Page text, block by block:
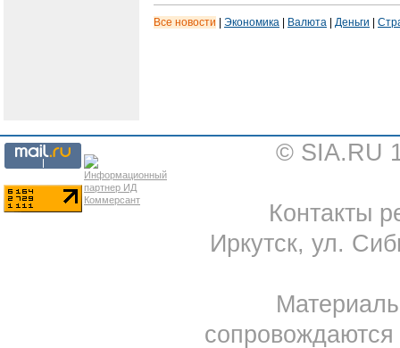
Все новости | Экономика | Валюта | Деньги |
© SIA.RU
Контакты
Иркутск, ул.